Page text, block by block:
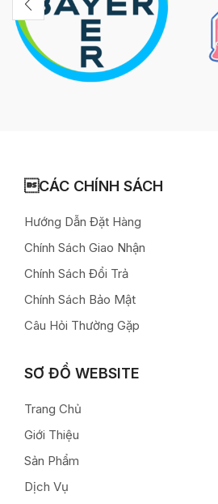
CÁC CHÍNH SÁCH
Hướng Dẫn Đặt Hàng
Chính Sách Giao Nhận
Chính Sách Đổi Trả
Chính Sách Bảo Mật
Câu Hỏi Thường Gặp
SƠ ĐỒ WEBSITE
Trang Chủ
Giới Thiệu
Sản Phẩm
Dịch Vụ